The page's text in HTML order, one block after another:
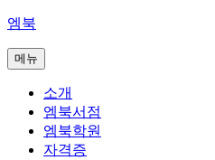
콘
츠
엠북
메뉴
소개
엠북서점
엠북학원
자격증